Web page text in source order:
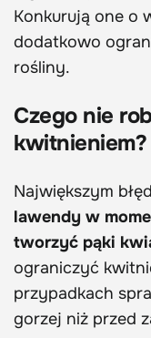
Konkurują one o
dodatkowo
rośliny.
Czego nie
kwitnieniem?
Największym
lawendy w
tworzyć pąki
ograniczyć
przypadkach
gorzej niż przed